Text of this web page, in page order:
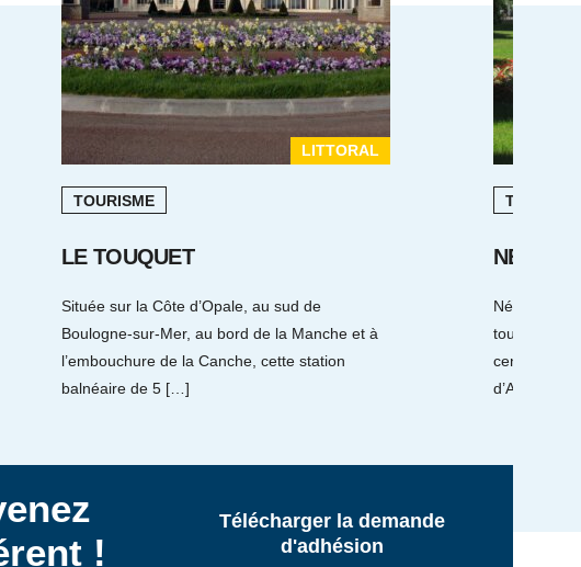
LITTORAL
TOURISME
LE TOUQUET
Située sur la Côte d’Opale, au sud de
Boulogne-sur-Mer, au bord de la Manche et à
l’embouchure de la Canche, cette station
balnéaire de 5 […]
NERIS
Néris-les-
touristique
centaine de
!
Télécharger la demande
d'adhésion